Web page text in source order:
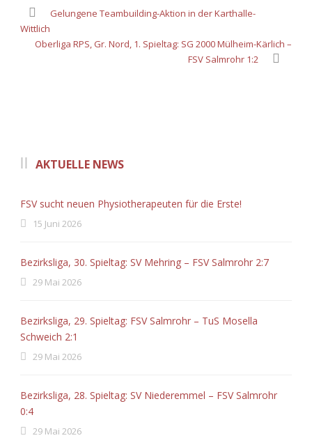
Gelungene Teambuilding-Aktion in der Karthalle-
Wittlich
Oberliga RPS, Gr. Nord, 1. Spieltag: SG 2000 Mülheim-Kärlich –
FSV Salmrohr 1:2
AKTUELLE NEWS
FSV sucht neuen Physiotherapeuten für die Erste!
15 Juni 2026
Bezirksliga, 30. Spieltag: SV Mehring – FSV Salmrohr 2:7
29 Mai 2026
Bezirksliga, 29. Spieltag: FSV Salmrohr – TuS Mosella
Schweich 2:1
29 Mai 2026
Bezirksliga, 28. Spieltag: SV Niederemmel – FSV Salmrohr
0:4
29 Mai 2026